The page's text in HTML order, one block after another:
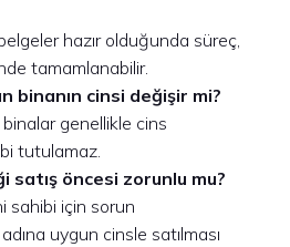
hazır olduğunda süreç,
tamamlanabilir.
binanın cinsi değişir mi?
genellikle cins
tutulamaz.
satış öncesi zorunlu mu?
sahibi için sorun
uygun cinsle satılması